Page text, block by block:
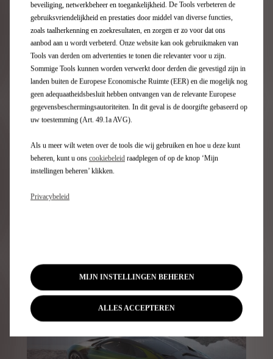
batterij staan centraal in de ontwikkeling van de
elektrische auto van de toekomst.
Nieuwe visie van DS
beveiliging, netwerkbeheer en toegankelijkheid. De Tools verbeteren de
gebruiksvriendelijkheid en prestaties door middel van diverse functies,
zoals taalherkenning en zoekresultaten, en zorgen er zo voor dat ons
aanbod aan u wordt verbeterd. Onze website kan ook gebruikmaken van
Tools van derden om advertenties te tonen die relevanter voor u zijn.
Sommige Tools kunnen worden verwerkt door derden die gevestigd zijn in
landen buiten de Europese Economische Ruimte (EER) en die mogelijk nog
geen adequaatheidsbesluit hebben ontvangen van de relevante Europese
gegevensbeschermingsautoriteiten. In dit geval is de doorgifte gebaseerd op
uw toestemming (Art. 49.1a AVG).
Als u meer wilt weten over de tools die wij gebruiken en hoe u deze kunt
beheren, kunt u ons cookiebeleid raadplegen of op de knop ‘Mijn
instellingen beheren’ klikken.
Privacybeleid
MIJN INSTELLINGEN BEHEREN
ALLES ACCEPTEREN